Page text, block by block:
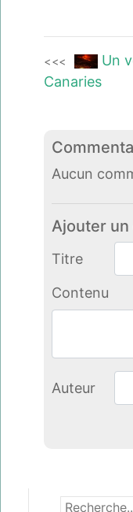
<<<
Un
Canaries
Aucun
Ajouter
Titre
Contenu
Auteur